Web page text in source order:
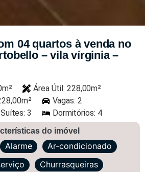
04 quartos à venda no
– vila vírginia –
Área Útil: 228,00m²
Vagas: 2
Suítes: 3 Dormitórios: 4
do imóvel
Alarme
Ar-condicionado
Churrasqueiras